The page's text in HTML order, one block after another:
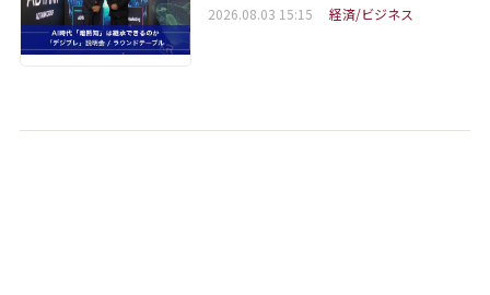
2026.08.03 15:15 経済/ビジネス